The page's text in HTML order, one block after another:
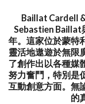
Baillat Cardell
Sebastien Baillat
年。這家位於蒙特
靈活地遨遊於無限
了創作出以各種媒
努力奮鬥，特別是
互動創意方面。無
的